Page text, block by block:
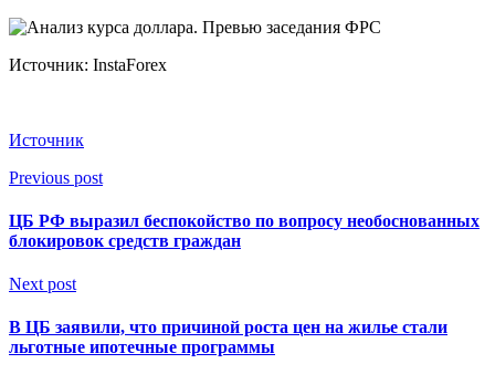
Источник: InstaForex
Источник
Previous post
ЦБ РФ выразил беспокойство по вопросу необоснованных
блокировок средств граждан
Next post
В ЦБ заявили, что причиной роста цен на жилье стали
льготные ипотечные программы